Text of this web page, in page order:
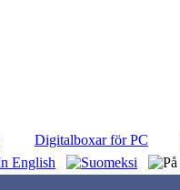
Digitalboxar för PC